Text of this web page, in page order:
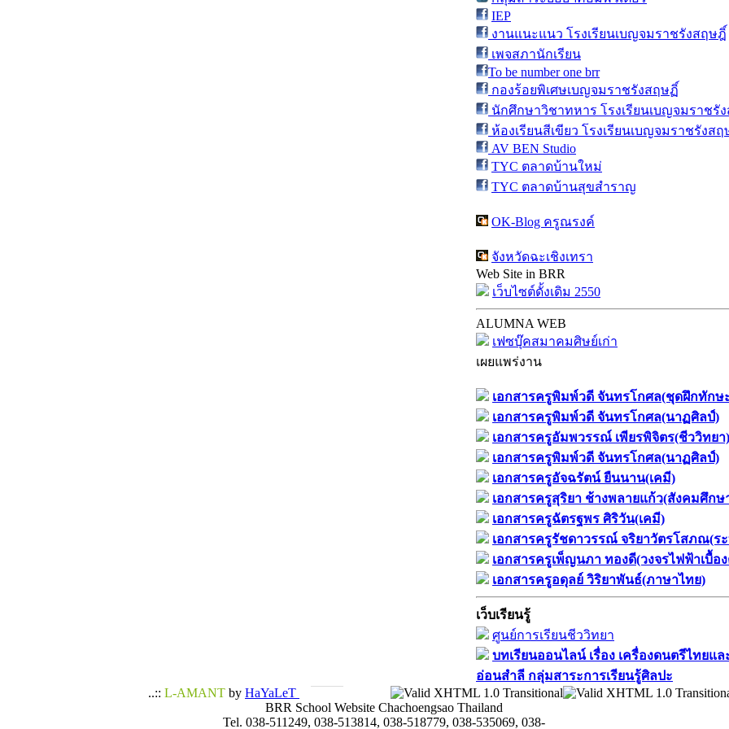
IEP
งานแนะแนว โรงเรียนเบญจมราชรังสฤษฎิ์
เพจสภานักเรียน
To be number one brr
กองร้อยพิเศษเบญจมราชรังสฤษฏิ์
นักศึกษาวิชาทหาร โรงเรียนเบญจมราชรั
ห้องเรียนสีเขียว โรงเรียนเบญจมราชรังสฤ
AV BEN Studio
TYC ตลาดบ้านใหม่
TYC ตลาดบ้านสุขสำราญ
OK-Blog ครูณรงค์
จังหวัดฉะเชิงเทรา
Web Site in BRR
เว็บไซต์ดั้งเดิม 2550
ALUMNA WEB
เฟซบุ๊คสมาคมศิษย์เก่า
เผยแพร่งาน
เอกสารครูพิมพ์วดี จันทรโกศล(ชุดฝึกทักษ
เอกสารครูพิมพ์วดี จันทรโกศล(นาฏศิลป์)
เอกสารครูอัมพวรรณ์ เพียรพิจิตร(ชีววิทยา)
เอกสารครูพิมพ์วดี จันทรโกศล(นาฏศิลป์)
เอกสารครูอัจฉรัตน์ ยืนนาน(เคมี)
เอกสารครูสุริยา ช้างพลายแก้ว(สังคมศึกษ
เอกสารครูฉัตรฐพร ศิริวัน(เคมี)
เอกสารครูรัชดาวรรณ์ จริยาวัตรโสภณ(ร
เอกสารครูเพ็ญนภา ทองดี(วงจรไฟฟ้าเบื้อ
เอกสารครูอดุลย์ วิริยาพันธ์(ภาษาไทย)
เว็บเรียนรู้
ศูนย์การเรียนชีววิทยา
บทเรียนออนไลน์​ เรื่อง​ เครื่องดนตรีไทย
อ่อนสำลี​ กลุ่มสาระการเรียนรู้ศิลปะ
..:: L-AMANT by HaYaLeT
BRR School Website Chachoengsao Thailand
Tel. 038-511249, 038-513814, 038-518779, 038-535069, 038-